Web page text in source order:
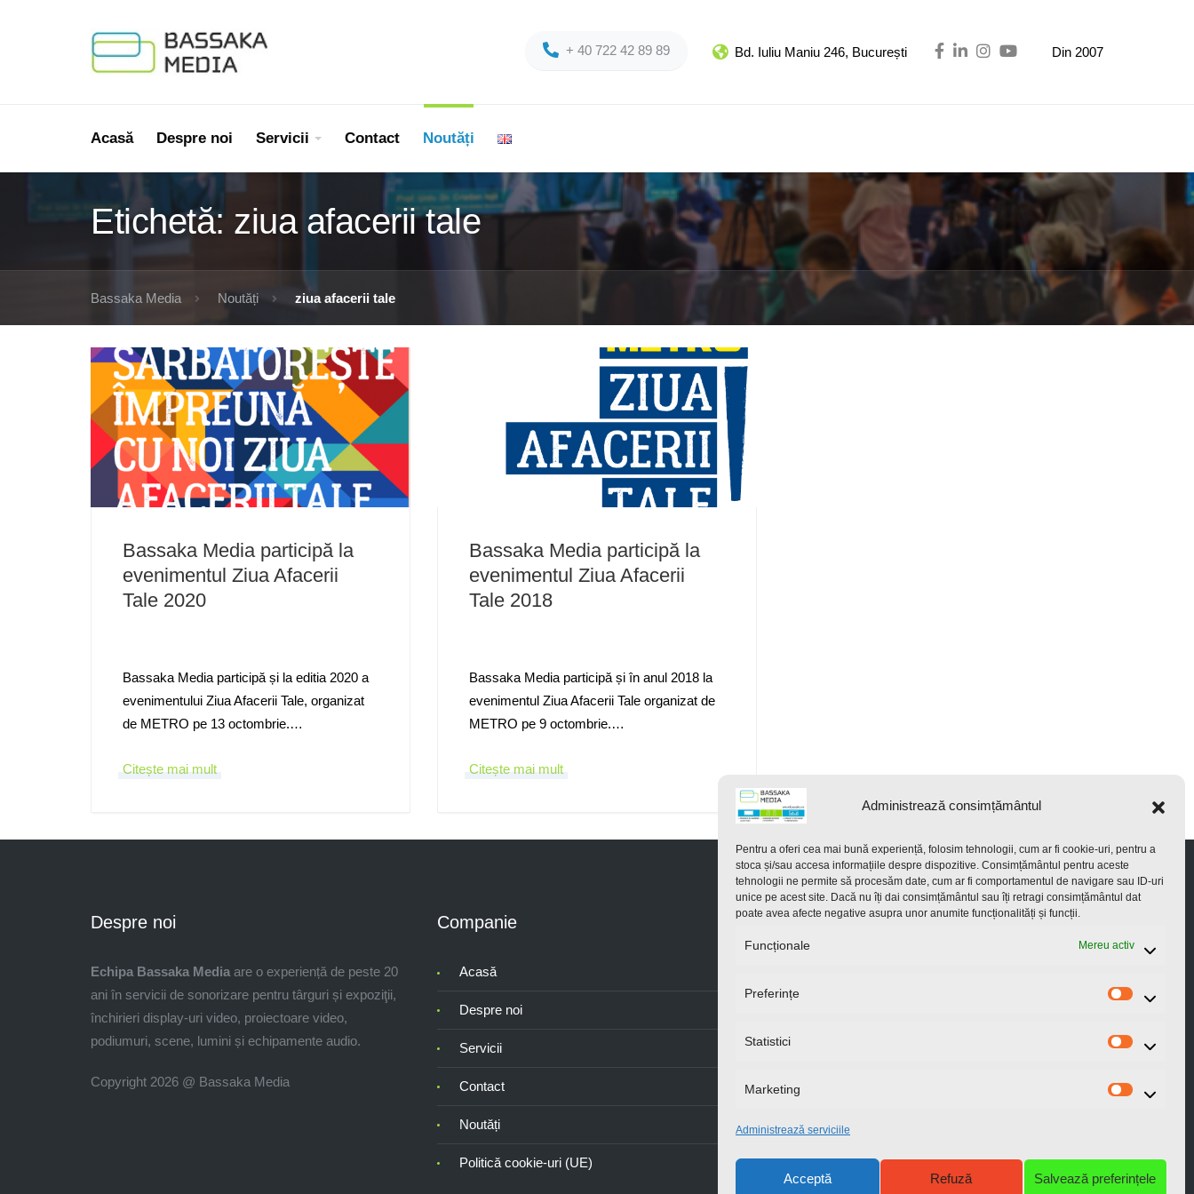
Administrează consimțământul
Pentru a oferi cea mai bună experiență, folosim tehnologii, cum ar fi cookie-uri, pentru a
stoca și/sau accesa informațiile despre dispozitive. Consimțământul pentru aceste
tehnologii ne permite să procesăm date, cum ar fi comportamentul de navigare sau ID-uri
unice pe acest site. Dacă nu îți dai consimțământul sau îți retragi consimțământul dat
poate avea afecte negative asupra unor anumite funcționalități și funcții.
Funcționale Mereu activ
Preferințe
Preferințe
Statistici
Statistici
Marketing
Marketing
Administrează serviciile
Acceptă Refuză Salvează preferințele
+ 40 722 42 89 89 Bd. Iuliu Maniu 246, București Din 2007
Acasă Despre noi Servicii Contact Noutăți
Etichetă: ziua afacerii tale
Bassaka Media Noutăți ziua afacerii tale
Bassaka Media participă la
evenimentul Ziua Afacerii
Tale 2020
Bassaka Media participă și la editia 2020 a
evenimentului Ziua Afacerii Tale, organizat
de METRO pe 13 octombrie.…
Citește mai mult
Bassaka Media participă la
evenimentul Ziua Afacerii
Tale 2018
Bassaka Media participă și în anul 2018 la
evenimentul Ziua Afacerii Tale organizat de
METRO pe 9 octombrie.…
Citește mai mult
Despre noi
Echipa Bassaka Media are o experiență de peste 20
ani în servicii de sonorizare pentru târguri și expoziţii,
închirieri display-uri video, proiectoare video,
podiumuri, scene, lumini și echipamente audio.
Copyright 2026 @ Bassaka Media
Companie
Acasă
Despre noi
Servicii
Contact
Noutăți
Politică cookie-uri (UE)
Contact
office@bassaka.ro
Răspundem repede